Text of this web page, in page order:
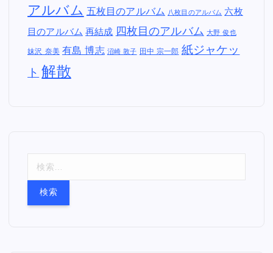
アルバム 五枚目のアルバム 八枚目のアルバム 六枚
目のアルバム 再結成 四枚目のアルバム 大野 俊也
妹沢 奈美 有島 博志 沼崎 敦子 田中 宗一郎 紙ジャケッ
ト 解散